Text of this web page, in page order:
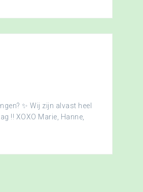
✨ Wij zijn alvast heel
!! XOXO Marie, Hanne,